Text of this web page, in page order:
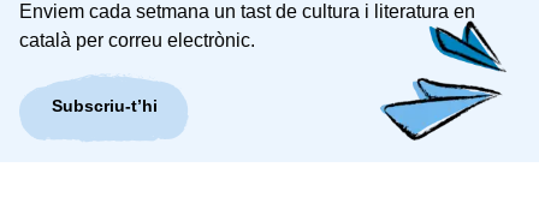
Enviem cada setmana un tast de cultura i literatura en
català per correu electrònic.
Subscriu-t’hi